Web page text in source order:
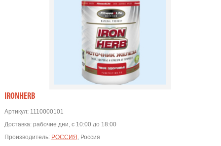
IRONHERB
Артикул:1110000101
Доставка: рабочие дни, с 10:00 до 18:00
Производитель: РОССИЯ , Россия